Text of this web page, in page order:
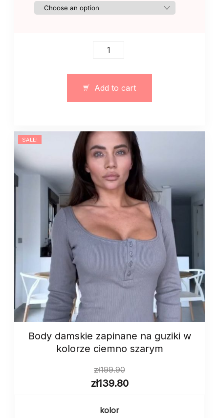
Garnitur
Add to cart
SALE!
Body damskie zapinane na guziki w
kolorze ciemno szarym
zł199.90
zł139.80
kolor